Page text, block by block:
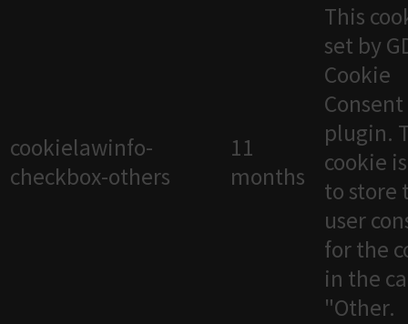
cookielawinfo-
checkbox-others
11
months
This
set by
Cookie
Consent
plugin.
cookie
to store
user
for the
in the
"Other.